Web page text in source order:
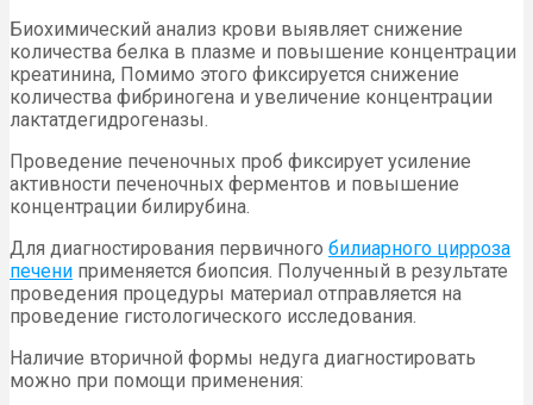
Биохимический анализ крови выявляет снижение
количества белка в плазме и повышение концентрации
креатинина, Помимо этого фиксируется снижение
количества фибриногена и увеличение концентрации
лактатдегидрогеназы.
Проведение печеночных проб фиксирует усиление
активности печеночных ферментов и повышение
концентрации билирубина.
Для диагностирования первичного билиарного цирроза
печени применяется биопсия. Полученный в результате
проведения процедуры материал отправляется на
проведение гистологического исследования.
Наличие вторичной формы недуга диагностировать
можно при помощи применения: